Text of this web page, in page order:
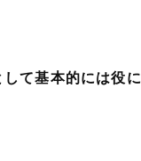
て基本的には役に